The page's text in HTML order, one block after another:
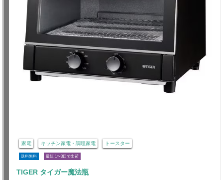
家電 キッチン家電・調理家電 トースター
送料無料 最短 1〜3日で出荷
TIGER タイガー魔法瓶